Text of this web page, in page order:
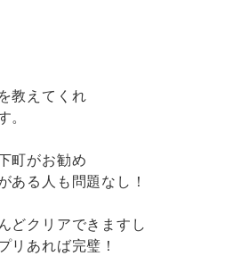
教えてくれ
。
町がお勧め
ある人も問題なし！
どクリアできますし
リあれば完璧！